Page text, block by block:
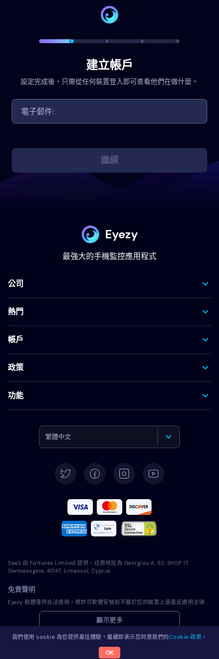
建立帳戶
設定完成後，只需從任何裝置登入即可查看他們在做什麼。
繼續
Eyezy
最強大的手機監控應用程式
公司
熱門
帳戶
政策
功能
繁體中文
Deutsch
Español
Français
Português
Polski
Română
SaaS 由 Fortunex Limited 提供，註冊地址為 Georgiou A, 83, SHOP 17,
Germasogeia, 4047, Limassol, Cyprus
免責聲明
Eyezy 軟體僅供合法使用。將許可軟體安裝到不屬於您的裝置上是違反適用法律和您當地司法管轄區法律的行為。法律通常要求您通知您打算在其上安裝許可軟體的裝置的所有者。違反此要求可能會導致違規者受到嚴厲的金錢和刑事處罰。在安裝和使用許可軟體之前，您應該諮詢您自己的法律顧問在您的管轄範圍內使用該許可軟體是否合法。您全權負責將許可軟體安裝到此類裝置上，並且您知道 Eyezy 不承擔任何責任。
顯示更多
© 2026 Eyezy。版權所有。
我們使用 cookie 為您提供最佳體驗。繼續即表示您同意我們的Cookie 政策。
OK